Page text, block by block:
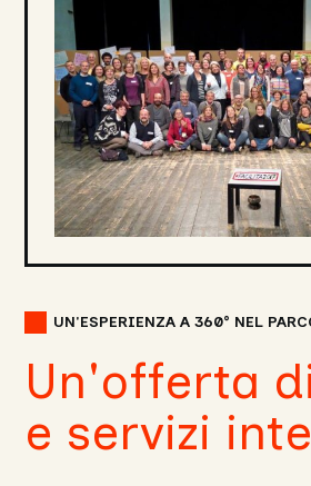
UN'ESPERIENZA A 360° NEL
Un'offerta
e servizi